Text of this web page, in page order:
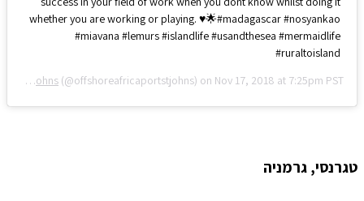
whether you are working or playing. ♥️🌟#madagascar #nosyankao
#miavana #lemurs #islandlife #usandthesea #mermaidlife
#ruraltoisland
Offshore Africa Port St Johns (@offshoreafricaportstjohns) on Nov 17, 2018 at 7:25pm PST
טגרנסי, גרמניה